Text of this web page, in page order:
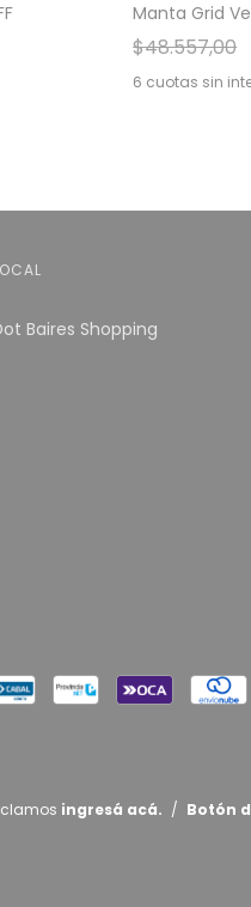
Manta Grid
$48.557,00
6 cuotas sin
Baires Shopping
ingresá acá. / Botón